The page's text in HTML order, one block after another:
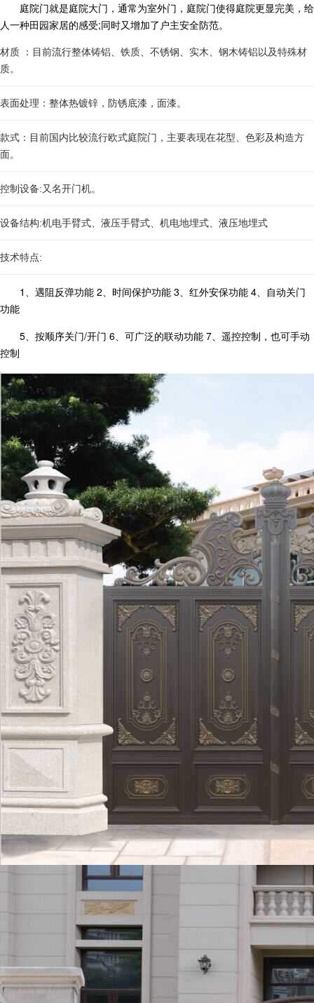
庭院门就是庭院大门，通常为室外门，庭院门使得庭院更显完美，给
人一种田园家居的感受;同时又增加了户主安全防范。
材质 ：目前流行整体铸铝、铁质、不锈钢、实木、钢木铸铝以及特殊材
质。
表面处理：整体热镀锌，防锈底漆，面漆。
款式：目前国内比较流行欧式庭院门，主要表现在花型、色彩及构造方
面。
控制设备:又名开门机。
设备结构:机电手臂式、液压手臂式、机电地埋式、液压地埋式
技术特点:
1、遇阻反弹功能 2、时间保护功能 3、红外安保功能 4、自动关门
功能
5、按顺序关门/开门 6、可广泛的联动功能 7、遥控控制，也可手动
控制